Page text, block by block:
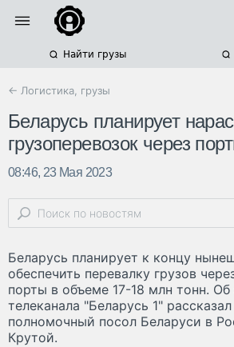
Найти грузы
← Логистика, грузы
Беларусь планирует
грузоперевозок через
08:46, 23 Мая 2023
Беларусь планирует к концу
обеспечить перевалку грузов
порты в объеме 17-18 млн тонн.
телеканала "Беларусь 1"
полномочный посол Беларуси в
Крутой.